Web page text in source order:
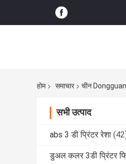
होम समाचार चीन
सभी उत्पाद
abs 3 डी प्रिंटर रेशा
डुअल कलर 3डी प्रिंटर